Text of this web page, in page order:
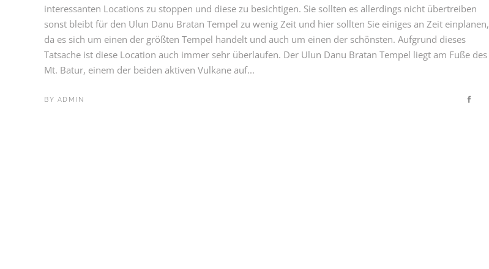
interessanten Locations zu stoppen und diese zu besichtigen. Sie sollten es allerdings nicht übertreiben
sonst bleibt für den Ulun Danu Bratan Tempel zu wenig Zeit und hier sollten Sie einiges an Zeit einplanen,
da es sich um einen der größten Tempel handelt und auch um einen der schönsten. Aufgrund dieses
Tatsache ist diese Location auch immer sehr überlaufen. Der Ulun Danu Bratan Tempel liegt am Fuße des
Mt. Batur, einem der beiden aktiven Vulkane auf...
BY ADMIN